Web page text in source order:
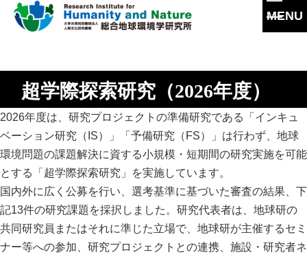
プ
MENU
研究所概要
所長挨拶
理念・達成目標
運営体制・方針
社会連携
沿革
情報公開
研究活動
研究体制・研究の流れ
研究一覧
スタッフ一覧
過去の研究
超学際探索研究（2026年度）
2026年度は、研究プロジェクトの準備研究である「インキュ
ベーション研究（IS）」「予備研究（FS）」は行わず、地球
環境問題の課題解決に資する小規模・短期間の研究実施を可能
とする「超学際探索研究」を実施しています。
国内外に広く公募を行い、選考基準に基づいた審査の結果、下
記13件の研究課題を採択しました。研究代表者は、地球研の
共同研究員またはそれに準じた立場で、地球研が主催するセミ
ナー等への参加、研究プロジェクトとの連携、施設・研究者ネ